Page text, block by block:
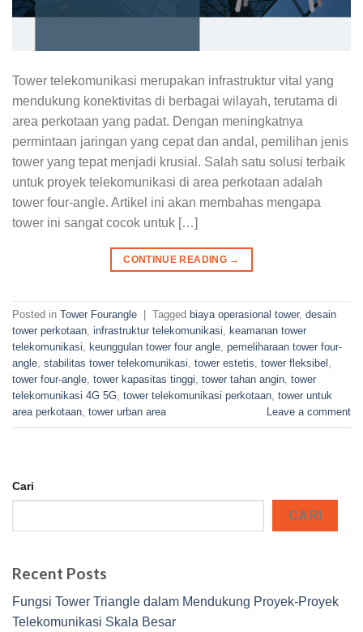
Tower telekomunikasi merupakan infrastruktur vital yang
mendukung konektivitas di berbagai wilayah, terutama di
area perkotaan yang padat. Dengan meningkatnya
permintaan jaringan yang cepat dan andal, pemilihan jenis
tower yang tepat menjadi krusial. Salah satu solusi terbaik
untuk proyek telekomunikasi di area perkotaan adalah
tower four-angle. Artikel ini akan membahas mengapa
tower ini sangat cocok untuk […]
CONTINUE READING →
Posted in Tower Fourangle Tagged biaya operasional tower, desain
tower perkotaan infrastruktur telekomunikasi
keamanan tower
telekomunikasi
keunggulan tower four angle pemeliharaan tower four-
angle stabilitas tower telekomunikasi tower estetis tower fleksibel
tower four-angle tower kapasitas tinggi tower tahan angin tower
telekomunikasi 4G 5G tower telekomunikasi perkotaan tower untuk
area perkotaan tower urban area Leave a comment
Cari
CARI
Recent Posts
Fungsi Tower Triangle dalam Mendukung Proyek-Proyek
Telekomunikasi Skala Besar